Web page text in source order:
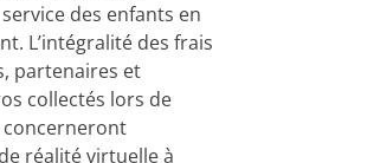
des enfants en
L’intégralité des frais
partenaires et
collectés lors de
concerneront
réalité virtuelle à